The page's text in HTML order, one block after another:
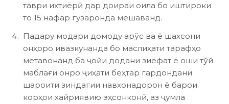
таври ихтиёрӣ дар доираи оила бо иштироки
то 15 нафар гузаронда мешаванд.
Падару модари домоду арўс ва ё шахсони
онҳоро ивазкунанда бо маслиҳати тарафҳо
метавонанд ба ҷойи додани зиёфат ё оши тўй
маблағи онро ҷиҳати беҳтар гардондани
шароити зиндагии навхонадорон ё барои
корҳои хайриявию эҳсонконӣ, аз ҷумла